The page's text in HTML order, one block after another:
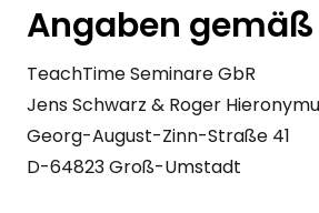
Angaben gemäß
TeachTime Seminare GbR
Jens Schwarz & Roger
Georg-August-Zinn-Straße 41
D-64823 Groß-Umstadt